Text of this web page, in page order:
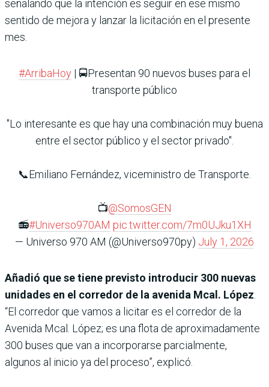
señalando que la intención es seguir en ese mismo
sentido de mejora y lanzar la licitación en el presente
mes.
#ArribaHoy | 🚍Presentan 90 nuevos buses para el
transporte público
"Lo interesante es que hay una combinación muy buena
entre el sector público y el sector privado".
📞Emiliano Fernández, viceministro de Transporte.
📺@SomosGEN
📻#Universo970AM pic.twitter.com/7m0UJku1XH
— Universo 970 AM (@Universo970py) July 1, 2026
Añadió que se tiene previsto introducir 300 nuevas
unidades en el corredor de la avenida Mcal. López
“El corredor que vamos a licitar es el corredor de la
Avenida Mcal. López; es una flota de aproximadamente
300 buses que van a incorporarse parcialmente,
algunos al inicio ya del proceso”, explicó.